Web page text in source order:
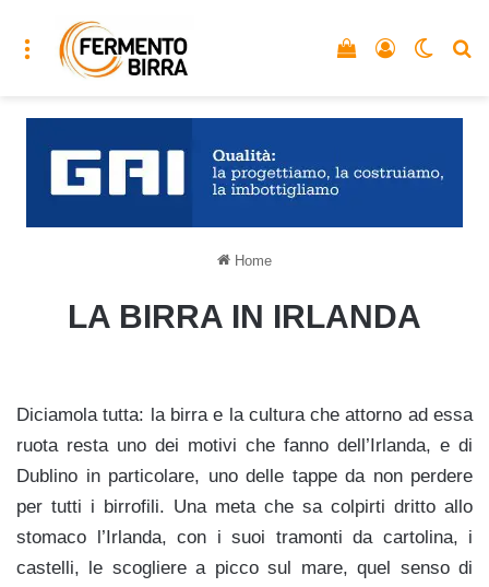
Menu Accedi
Vedi il carrello
Home
LA BIRRA IN IRLANDA
Diciamola tutta: la birra e la cultura che attorno ad essa
ruota resta uno dei motivi che fanno dell’Irlanda, e di
Dublino in particolare, uno delle tappe da non perdere
per tutti i birrofili. Una meta che sa colpirti dritto allo
stomaco l’Irlanda, con i suoi tramonti da cartolina, i
castelli, le scogliere a picco sul mare, quel senso di